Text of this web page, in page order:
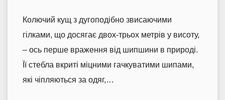
Колючий кущ з дугоподібно звисаючими
гілками, що досягає двох-трьох метрів у висоту,
– ось перше враження від шипшини в природі.
Її стебла вкриті міцними гачкуватими шипами,
які чіпляються за одяг,…